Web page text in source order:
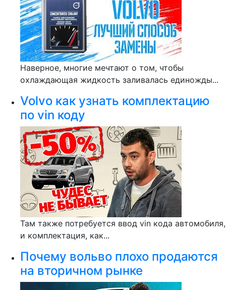
Наверное, многие мечтают о том, чтобы
охлаждающая жидкость заливалась единожды...
Volvo как узнать комплектацию
по vin коду
Там также потребуется ввод vin кода автомобиля,
и комплектация, как...
Почему вольво плохо продаются
на вторичном рынке